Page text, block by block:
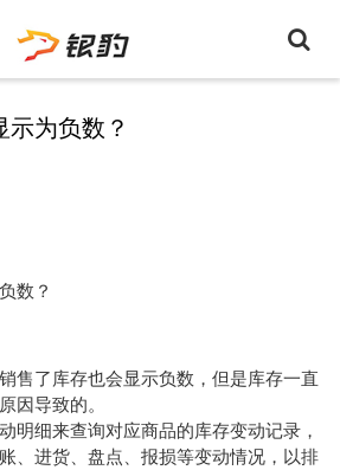
为负数？
数？
售了库存也会显示负数，但是库存一直
因导致的。
明细来查询对应商品的库存变动记录，
、进货、盘点、报损等变动情况，以排